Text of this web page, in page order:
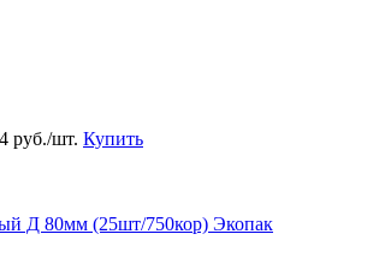
руб./шт. Купить
Д 80мм (25шт/750кор) Экопак